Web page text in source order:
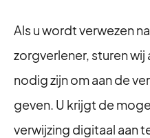
Als u wordt verwezen
zorgverlener, sturen
nodig zijn om aan de
geven. U krijgt de
verwijzing digitaal aan